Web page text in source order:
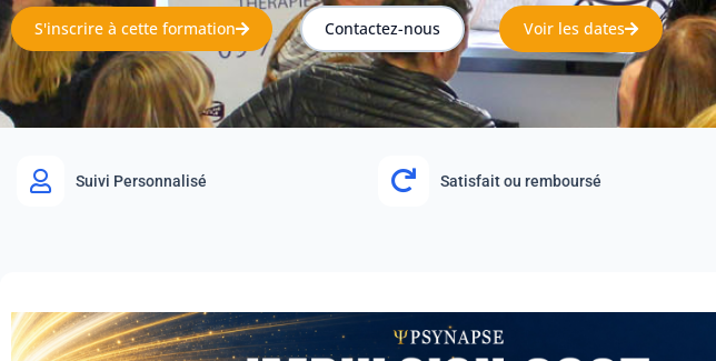
S'inscrire à cette formation Contactez-nous Voir les dates
Suivi Personnalisé Satisfait ou remboursé